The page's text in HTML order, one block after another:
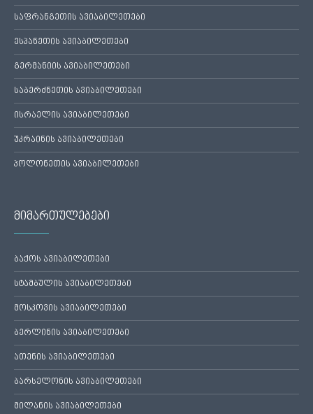
საფრანგეთის ავიაბილეთები
ესპანეთის ავიაბილეთები
გერმანიის ავიაბილეთები
საბერძნეთის ავიაბილეთები
ისრაელის ავიაბილეთები
უკრაინის ავიაბილეთები
პოლონეთის ავიაბილეთები
მიმართულებები
ბაქოს ავიაბილეთები
სტამბულის ავიაბილეთები
მოსკოვის ავიაბილეთები
ბერლინის ავიაბილეთები
ათენის ავიაბილეთები
ბარსელონის ავიაბილეთები
მილანის ავიაბილეთები